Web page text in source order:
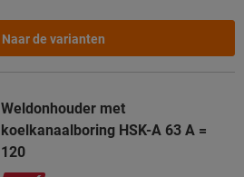
Naar de varianten
Weldonhouder met
koelkanaalboring HSK-A 63 A =
120